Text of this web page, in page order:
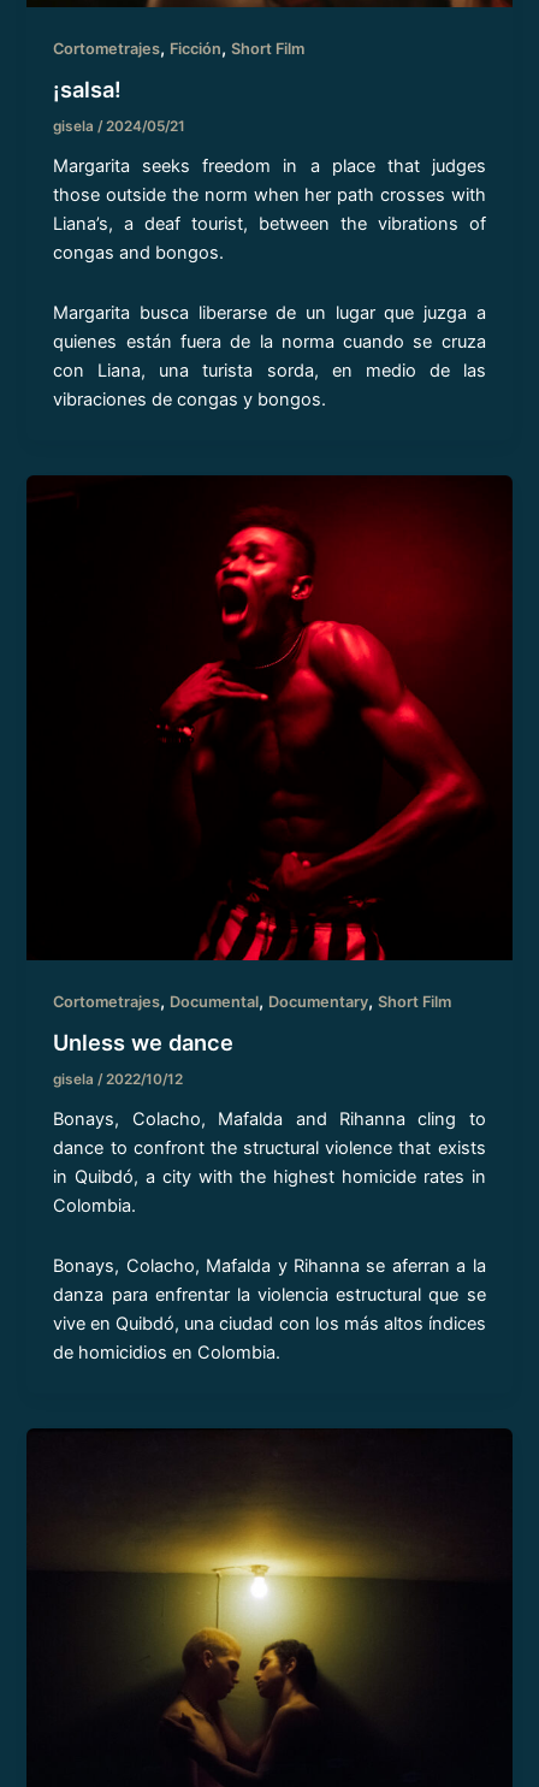
Cortometrajes, Ficción,Short Film
¡salsa!
gisela/2024/05/21
Margarita seeks freedom in a place that judges
those outside the norm when her path crosses with
Liana’s, a deaf tourist, between the vibrations of
congas and bongos.
Margarita busca liberarse de un lugar que juzga a
quienes están fuera de la norma cuando se cruza
con Liana, una turista sorda, en medio de las
vibraciones de congas y bongos.
Cortometrajes, Documental, Documentary,Short Film
Unless we dance
gisela/2022/10/12
Bonays, Colacho, Mafalda and Rihanna cling to
dance to confront the structural violence that exists
in Quibdó, a city with the highest homicide rates in
Colombia.
Bonays, Colacho, Mafalda y Rihanna se aferran a la
danza para enfrentar la violencia estructural que se
vive en Quibdó, una ciudad con los más altos índices
de homicidios en Colombia.